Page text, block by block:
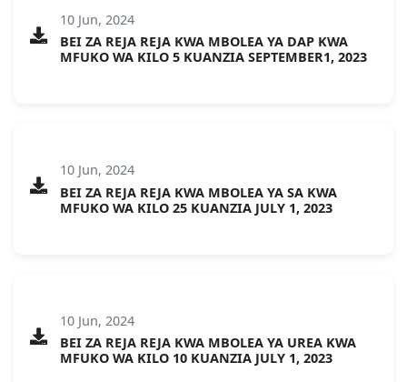
10 Jun, 2024
BEI ZA REJA REJA KWA MBOLEA YA DAP KWA
MFUKO WA KILO 5 KUANZIA SEPTEMBER1, 2023
10 Jun, 2024
BEI ZA REJA REJA KWA MBOLEA YA SA KWA
MFUKO WA KILO 25 KUANZIA JULY 1, 2023
10 Jun, 2024
BEI ZA REJA REJA KWA MBOLEA YA UREA KWA
MFUKO WA KILO 10 KUANZIA JULY 1, 2023